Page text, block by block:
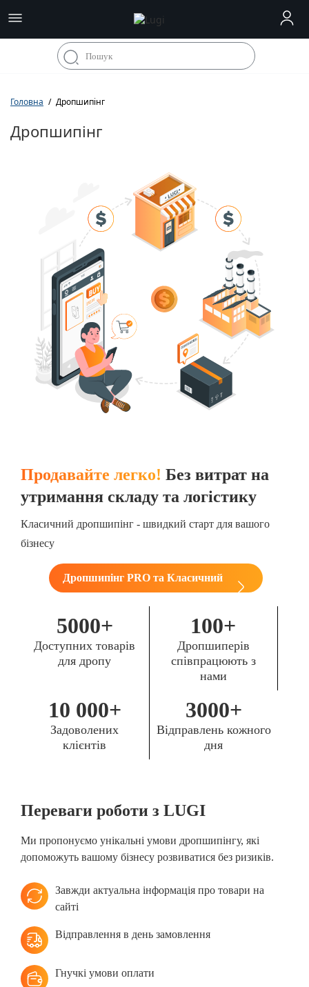
Головна Дропшипінг
Дропшипінг
Продавайте легко! Без витрат на
утримання складу та логістику
Класичний дропшипінг - швидкий старт для вашого
бізнесу
Дропшипінг PRO та Класичний
5000+
Доступних товарів
для дропу
100+
Дропшиперів
співпрацюють з
нами
10 000+
Задоволених
клієнтів
3000+
Відправлень кожного
дня
Переваги роботи з LUGI
Ми пропонуємо унікальні умови дропшипінгу, які
допоможуть вашому бізнесу розвиватися без ризиків.
Завжди актуальна інформація про товари на
сайті
Відправлення в день замовлення
Гнучкі умови оплати